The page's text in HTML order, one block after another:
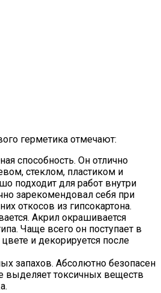
герметика отмечают:
способность. Он отлично
стеклом, пластиком и
подходит для работ внутри
зарекомендовал себя при
откосов из гипсокартона.
Акрил окрашивается
Чаще всего он поступает в
и декорируется после
запахов. Абсолютно безопасен
выделяет токсичных веществ